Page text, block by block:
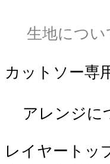
生地につい
カットソー専
アレンジに
レイヤートッ